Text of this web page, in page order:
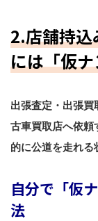
2.店舗持込
には「仮
出張査定・出張
古車買取店へ依
的に公道を走れる
自分で「仮
法